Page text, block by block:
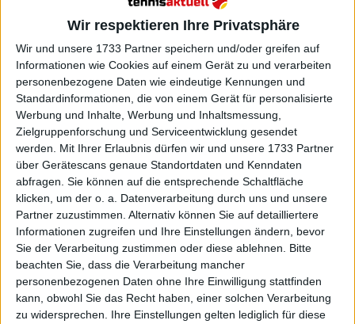
Wir respektieren Ihre Privatsphäre
Wir und unsere 1733 Partner speichern und/oder greifen auf
Informationen wie Cookies auf einem Gerät zu und verarbeiten
personenbezogene Daten wie eindeutige Kennungen und
Standardinformationen, die von einem Gerät für personalisierte
Werbung und Inhalte, Werbung und Inhaltsmessung,
Zielgruppenforschung und Serviceentwicklung gesendet
werden.
Mit Ihrer Erlaubnis dürfen wir und unsere 1733 Partner
über Gerätescans genaue Standortdaten und Kenndaten
abfragen. Sie können auf die entsprechende Schaltfläche
klicken, um der o. a. Datenverarbeitung durch uns und unsere
Partner zuzustimmen. Alternativ können Sie auf detailliertere
Informationen zugreifen und Ihre Einstellungen ändern, bevor
Sie der Verarbeitung zustimmen oder diese ablehnen.
Bitte
beachten Sie, dass die Verarbeitung mancher
personenbezogenen Daten ohne Ihre Einwilligung stattfinden
kann, obwohl Sie das Recht haben, einer solchen Verarbeitung
zu widersprechen. Ihre Einstellungen gelten lediglich für diese
Die siebenmalige Grand-Slam-Siegerin wurde zu
den Gerüchten um Serena Williams befragt, die
einen Tag zuvor mit einem Teaser die Spekulationen
entfacht hatte. Auf die Frage nach einer möglichen
Doppel-Rückkehr mit ihrer Schwester wies Venus
die Gerüchte nicht so sehr zurück, sondern rahmte
sie neu. „Ich kann nur für mich sprechen“, begann
die fünffache Wimbledon-Siegerin
Pressekonferenz klarzustellen. „Alles, was ich
weiß, ist: Ich bekomme sie nicht auf den Platz, sie
trainiert nicht, daher erscheint es mir sehr